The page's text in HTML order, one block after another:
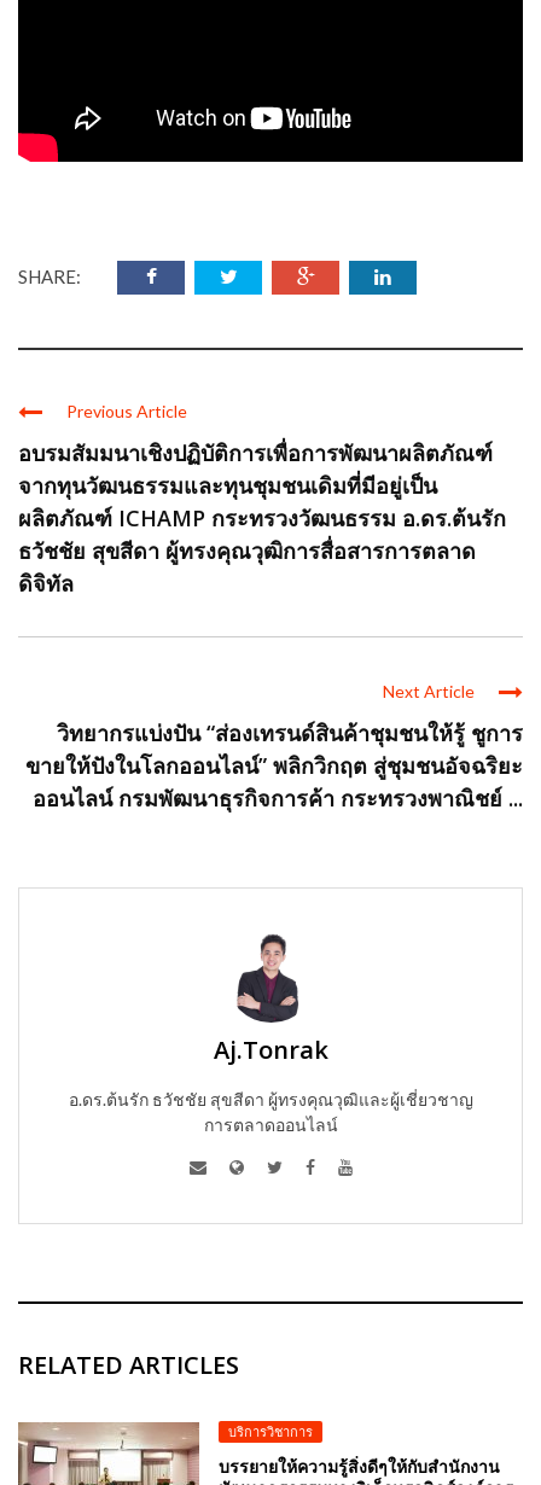
SHARE:
Previous Article
อบรมสัมมนาเชิงปฏิบัติการเพื่อการพัฒนาผลิตภัณฑ์
จากทุนวัฒนธรรมและทุนชุมชนเดิมที่มีอยู่เป็น
ผลิตภัณฑ์ ICHAMP กระทรวงวัฒนธรรม อ.ดร.ต้นรัก
ธวัชชัย สุขสีดา ผู้ทรงคุณวุฒิการสื่อสารการตลาด
ดิจิทัล
Next Article
วิทยากรแบ่งปัน “ส่องเทรนด์สินค้าชุมชนให้รู้ ชูการ
ขายให้ปังในโลกออนไลน์” พลิกวิกฤต สู่ชุมชนอัจฉริยะ
ออนไลน์ กรมพัฒนาธุรกิจการค้า กระทรวงพาณิชย์ ...
Aj.Tonrak
อ.ดร.ต้นรัก ธวัชชัย สุขสีดา ผู้ทรงคุณวุฒิและผู้เชี่ยวชาญ
การตลาดออนไลน์
RELATED ARTICLES
บริการวิชาการ
บรรยายให้ความรู้สิ่งดีๆให้กับสำนักงาน